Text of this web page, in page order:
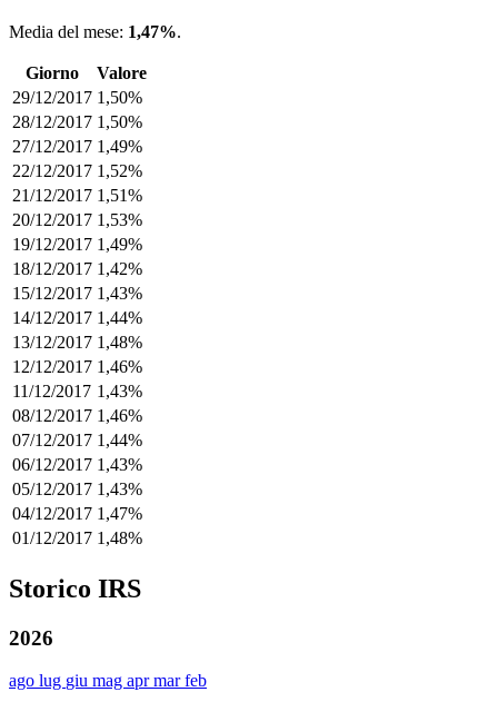
Media del mese: 1,47%.
Giorno
Valore
29/12/2017 1,50%
28/12/2017 1,50%
27/12/2017 1,49%
22/12/2017 1,52%
21/12/2017 1,51%
20/12/2017 1,53%
19/12/2017 1,49%
18/12/2017 1,42%
15/12/2017 1,43%
14/12/2017 1,44%
13/12/2017 1,48%
12/12/2017 1,46%
11/12/2017 1,43%
08/12/2017 1,46%
07/12/2017 1,44%
06/12/2017 1,43%
05/12/2017 1,43%
04/12/2017 1,47%
01/12/2017 1,48%
Storico IRS
2026
ago lug giu mag aprmarfeb